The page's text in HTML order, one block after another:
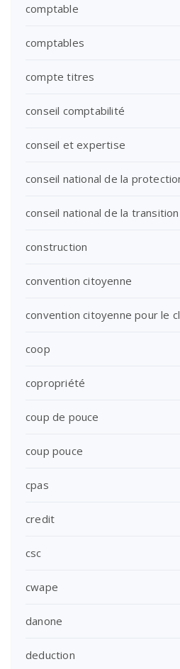
comptable
comptables
compte titres
conseil comptabilité
conseil et expertise
conseil national de la
conseil national de la
construction
convention citoyenne
convention citoyenne pour le
coop
copropriété
coup de pouce
coup pouce
cpas
credit
csc
cwape
danone
deduction